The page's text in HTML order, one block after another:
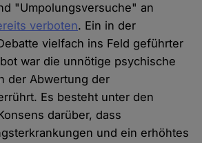
"Umpolungsversuche" an
verboten. Ein in der
vielfach ins Feld geführter
war die unnötige psychische
der Abwertung der
Es besteht unter den
darüber, dass
und ein erhöhtes